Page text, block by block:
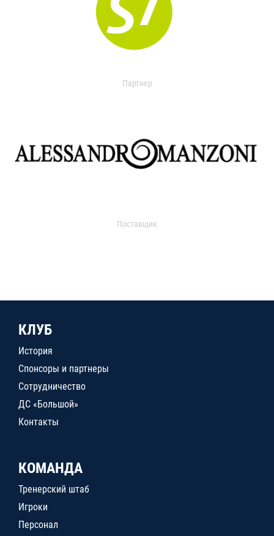
Партнер
Поставщик
КЛУБ
История
Спонсоры и партнеры
Сотрудничество
ДС «Большой»
Контакты
КОМАНДА
Тренерский штаб
Игроки
Персонал